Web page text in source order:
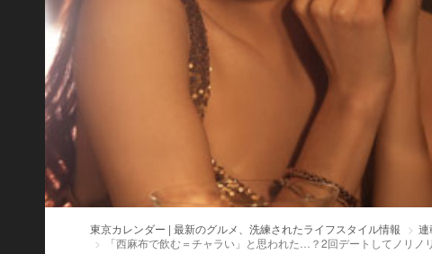
東京カレンダー | 最新のグルメ、洗練されたライフスタイル情報 連
「西麻布で飲む＝チャラい」と思われた…？2回デートしてノリノ